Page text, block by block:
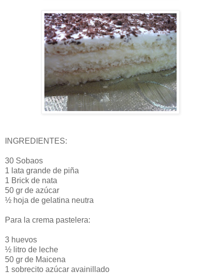
INGREDIENTES:
30 Sobaos
1 lata grande de piña
1 Brick de nata
50 gr de azúcar
½ hoja de gelatina neutra
Para la crema pastelera:
3 huevos
½ litro de leche
50 gr de Maicena
1 sobrecito azúcar avainillado